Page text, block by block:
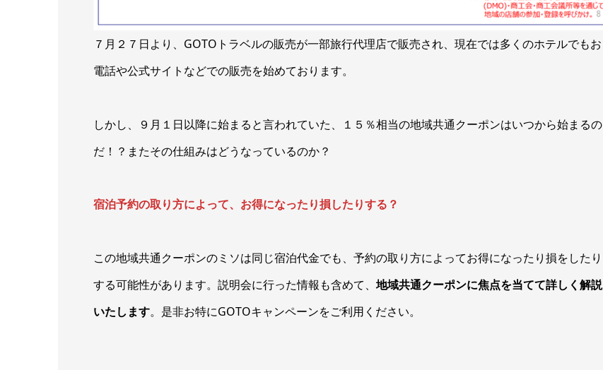
７月２７日より、GOTOトラベルの販売が一部旅行代理店で販売され、現在では多くのホテルでもお
電話や公式サイトなどでの販売を始めております。
しかし、９月１日以降に始まると言われていた、１５％相当の地域共通クーポンはいつから始まるの
だ！？またその仕組みはどうなっているのか？
宿泊予約の取り方によって、お得になったり損したりする？
この地域共通クーポンのミソは同じ宿泊代金でも、予約の取り方によってお得になったり損をしたり
する可能性があります。説明会に行った情報も含めて、 地域共通クーポンに焦点を当てて詳しく解説
いたします。是非お特にGOTOキャンペーンをご利用ください。